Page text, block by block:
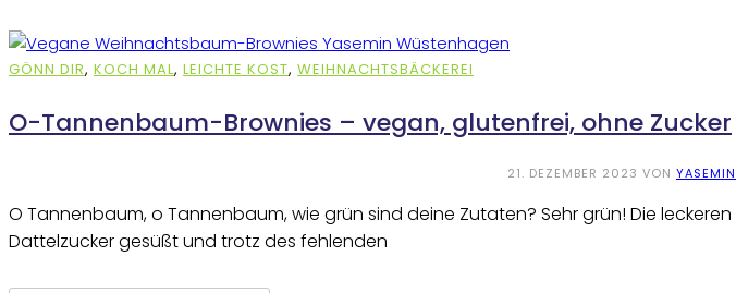
GÖNN DIR, KOCH MAL, LEICHTE KOST, WEIHNACHTSBÄCKEREI
O-Tannenbaum-Brownies – vegan, glutenfrei, ohne Zucker
21. DEZEMBER 2023 VON
O Tannenbaum, o Tannenbaum, wie grün sind deine Zutaten? Sehr grün! Die
Dattelzucker gesüßt und trotz des fehlenden